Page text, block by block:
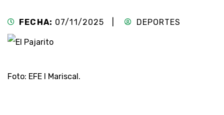
FECHA: 07/11/2025 | DEPORTES
Foto: EFE l Mariscal.